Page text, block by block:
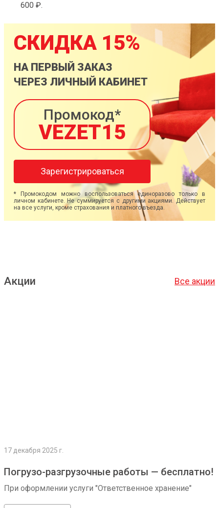
600 ₽.
СКИДКА 15%
НА ПЕРВЫЙ ЗАКАЗ
ЧЕРЕЗ ЛИЧНЫЙ КАБИНЕТ
Промокод*
VEZET15
Зарегистрироваться
* Промокодом можно воспользоваться единоразово только в
личном кабинете. Не суммируется с другими акциями. Действует
на все услуги, кроме страхования и платного въезда.
Акции Все акции
17 декабря 2025 г.
Погрузо-разгрузочные работы — бесплатно!
При оформлении услуги "Ответственное хранение"